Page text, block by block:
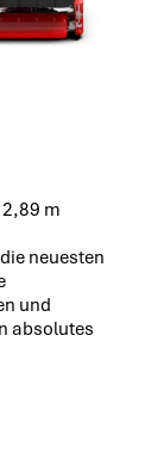
m
neuesten
und
absolutes